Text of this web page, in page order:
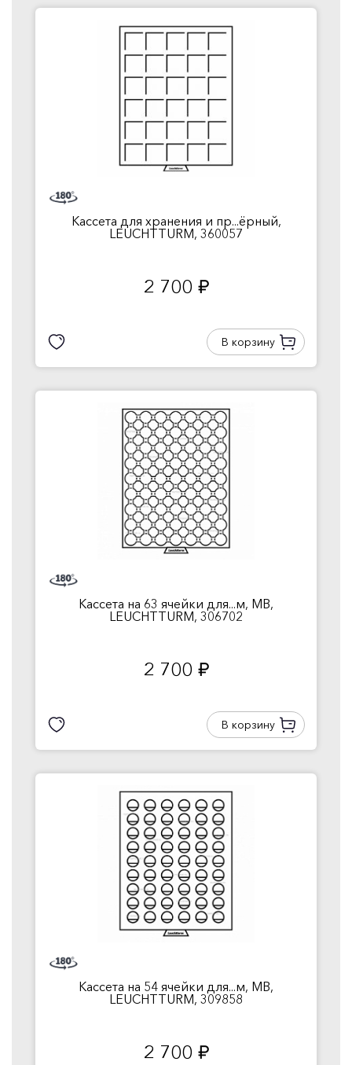
Кассета для хранения и пр...ёрный,
LEUCHTTURM, 360057
2 700 руб.
В корзину
Кассета на 63 ячейки для...м, MB,
LEUCHTTURM, 306702
2 700 руб.
В корзину
Кассета на 54 ячейки для...м, MB,
LEUCHTTURM, 309858
2 700 руб.